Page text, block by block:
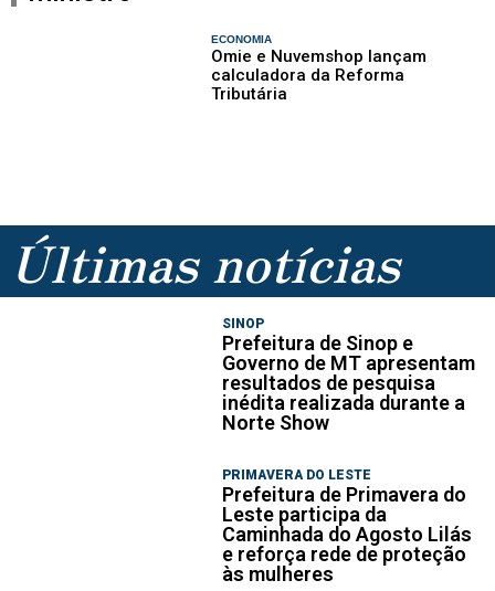
ECONOMIA
Omie e Nuvemshop lançam
calculadora da Reforma
Tributária
Últimas notícias
SINOP
Prefeitura de Sinop e
Governo de MT apresentam
resultados de pesquisa
inédita realizada durante a
Norte Show
PRIMAVERA DO LESTE
Prefeitura de Primavera do
Leste participa da
Caminhada do Agosto Lilás
e reforça rede de proteção
às mulheres